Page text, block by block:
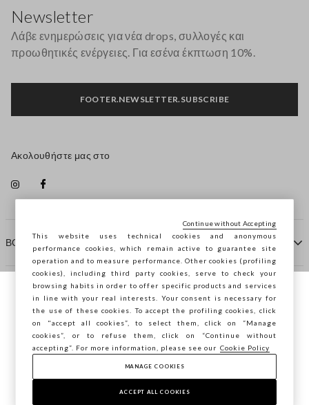
ΒΟΗΘΕΙΑ
ΠΡΑΚΤΟΡΕΙΟ
ΕΠΙΚΟΙΝΩΝΗΣΤΕ ΜΑΖΙ ΜΑΣ
Newsletter
Λάβε ενημερώσεις για νέα drops, συλλογές και
προωθητικές ενέργειες. Για εσένα έκπτωση 10%.
FOOTER.NEWSLETTER.SUBSCRIBE
Ακολουθήστε μας στο
Copyright © Ovs S.p.A. ΑΦΜ: 04240010274 - Εταιρικό
κεφάλαιο 290.923.470 -
Περιηγείστε στο STEFANEL Ελλάδας, θέλετε
να αποθηκεύσετε την τοποθεσία σας;
ΕΠΙΒΕΒΑΊΩΣΗ
This website uses technical cookies and anonymous
performance cookies, which remain active to guarantee site
operation and to measure performance. Other cookies (profiling
cookies), including third party cookies, serve to check your
browsing habits in order to offer specific products and services
in line with your real interests. Your consent is necessary for
the use of these cookies. To accept the profiling cookies, click
on "accept all cookies”, to select them, click on “Manage
cookies”, or to refuse them, click on “Continue without
accepting”. For more information, please see our Cookie Policy
MANAGE COOKIES
ACCEPT ALL COOKIES
Continue without Accepting